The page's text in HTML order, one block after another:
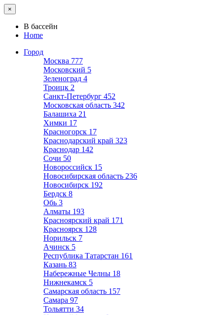
×
В бассейн
Home
Город
Москва 777
Московский 5
Зеленоград 4
Троицк 2
Санкт-Петербург 452
Московская область 342
Балашиха 21
Химки 17
Красногорск 17
Краснодарский край 323
Краснодар 142
Сочи 50
Новороссийск 15
Новосибирская область 236
Новосибирск 192
Бердск 8
Обь 3
Алматы 193
Красноярский край 171
Красноярск 128
Норильск 7
Ачинск 5
Республика Татарстан 161
Казань 83
Набережные Челны 18
Нижнекамск 5
Самарская область 157
Самара 97
Тольятти 34